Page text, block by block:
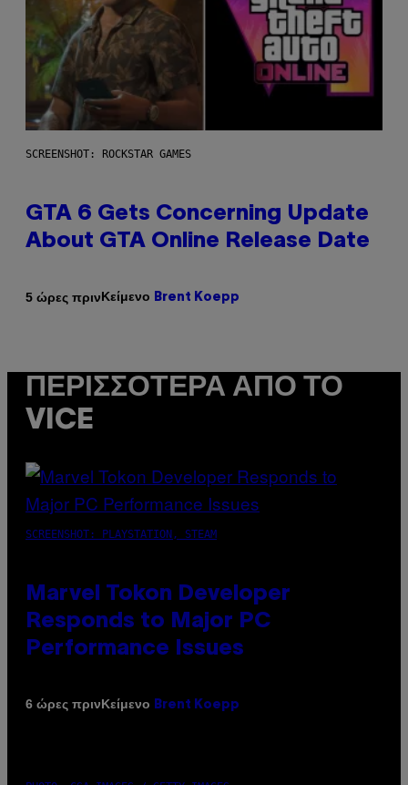
SCREENSHOT: ROCKSTAR GAMES
GTA 6 Gets Concerning Update
About GTA Online Release Date
5 ώρες πρινΚείμενο Brent Koepp
ΠΕΡΙΣΣΌΤΕΡΑ ΑΠΌ ΤΟ
VICE
SCREENSHOT: PLAYSTATION, STEAM
Marvel Tokon Developer
Responds to Major PC
Performance Issues
6 ώρες πρινΚείμενο Brent Koepp